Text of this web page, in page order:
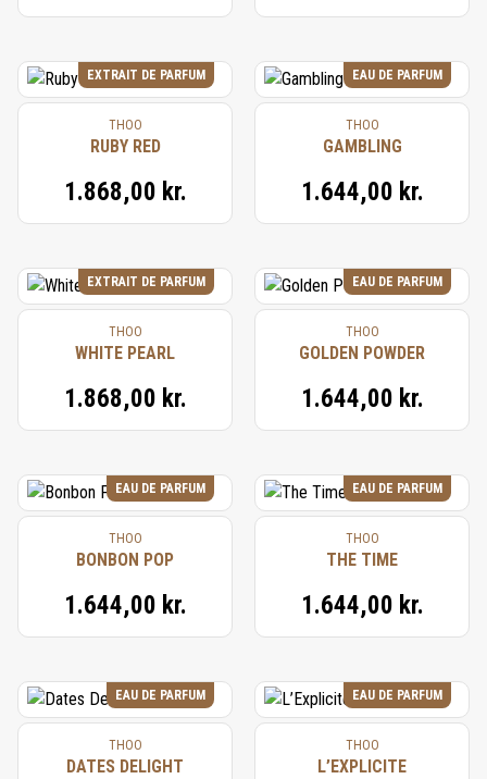
EXTRAIT DE PARFUM
THOO
RUBY RED
1.868,00 kr.
EAU DE PARFUM
THOO
GAMBLING
1.644,00 kr.
EXTRAIT DE PARFUM
THOO
WHITE PEARL
1.868,00 kr.
EAU DE PARFUM
THOO
GOLDEN POWDER
1.644,00 kr.
EAU DE PARFUM
THOO
BONBON POP
1.644,00 kr.
EAU DE PARFUM
THOO
THE TIME
1.644,00 kr.
EAU DE PARFUM
THOO
DATES DELIGHT
EAU DE PARFUM
THOO
L’EXPLICITE